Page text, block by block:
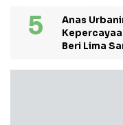
Anas
Beri Lima